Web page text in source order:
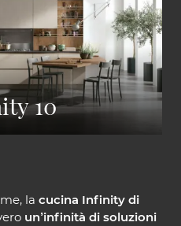
10
la cucina Infinity di
un’infinità di soluzioni